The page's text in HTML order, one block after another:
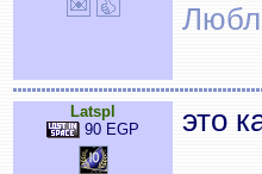
Latspl
90 EGP
это